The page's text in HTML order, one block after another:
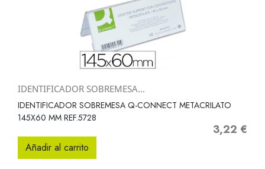
IDENTIFICADOR SOBREMESA...
IDENTIFICADOR SOBREMESA Q-CONNECT METACRILATO
145X60 MM REF.5728
Precio
3,22 €
Añadir al carrito